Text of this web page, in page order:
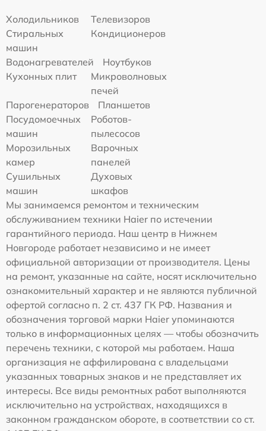
Холодильников
Телевизоров
Стиральных
машин
Кондиционеров
Водонагревателей
Ноутбуков
Кухонных плит
Микроволновых
печей
Парогенераторов
Планшетов
Посудомоечных
машин
Роботов-
пылесосов
Морозильных
камер
Варочных
панелей
Сушильных
машин
Духовых
шкафов
Мы занимаемся ремонтом и техническим
обслуживанием техники Haier по истечении
гарантийного периода. Наш центр в Нижнем
Новгороде работает независимо и не имеет
официальной авторизации от производителя. Цены
на ремонт, указанные на сайте, носят исключительно
ознакомительный характер и не являются публичной
офертой согласно п. 2 ст. 437 ГК РФ. Названия и
обозначения торговой марки Haier упоминаются
только в информационных целях — чтобы обозначить
перечень техники, с которой мы работаем. Наша
организация не аффилирована с владельцами
указанных товарных знаков и не представляет их
интересы. Все виды ремонтных работ выполняются
исключительно на устройствах, находящихся в
законном гражданском обороте, в соответствии со ст.